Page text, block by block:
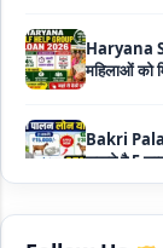
Bakri
SBI
योजना के